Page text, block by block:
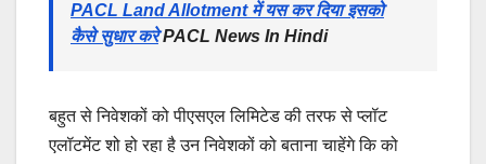
PACL Land Allotment में यस कर दिया इसको
कैसे सुधार करेPACL News In Hindi
बहुत से निवेशकों को पीएसएल लिमिटेड की तरफ से प्लॉट
एलॉटमेंट शो हो रहा है उन निवेशकों को बताना चाहेंगे कि को